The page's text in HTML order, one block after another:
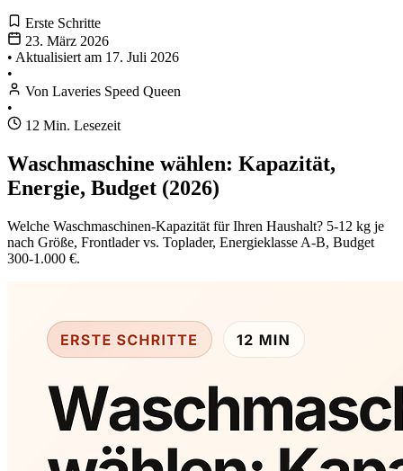
Erste Schritte
23. März 2026
• Aktualisiert am 17. Juli 2026
•
Von Laveries Speed Queen
•
12 Min. Lesezeit
Waschmaschine wählen: Kapazität,
Energie, Budget (2026)
Welche Waschmaschinen-Kapazität für Ihren Haushalt? 5-12 kg je
nach Größe, Frontlader vs. Toplader, Energieklasse A-B, Budget
300-1.000 €.